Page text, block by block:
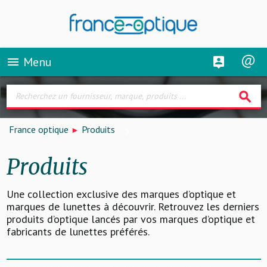
menu Menu
search
France optique Produits
Produits
Une collection exclusive des marques d’optique et
marques de lunettes à découvrir. Retrouvez les derniers
produits d’optique lancés par vos marques d’optique et
fabricants de lunettes préférés.